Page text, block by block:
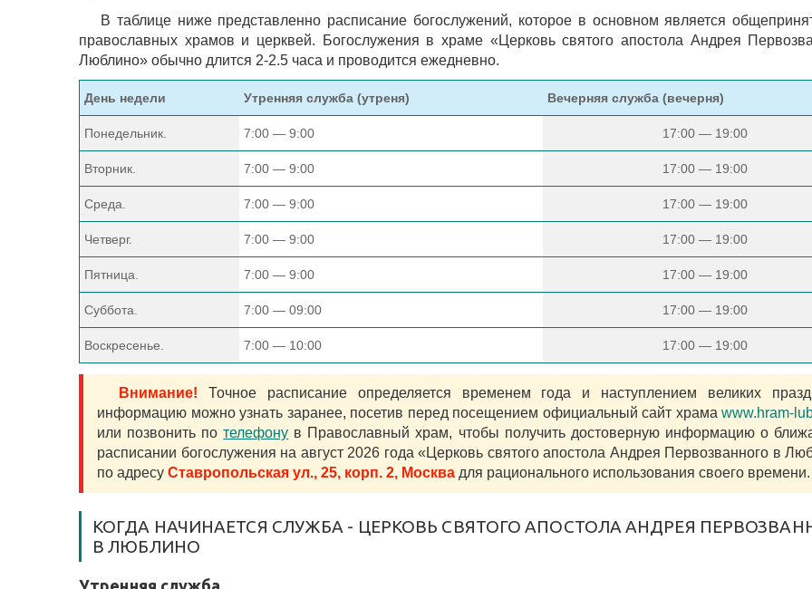
В таблице ниже представленно расписание богослужений, которое в основном является
православных храмов и церквей. Богослужения в храме «Церковь святого апостола Андрея
Люблино» обычно длится 2-2.5 часа и проводится ежедневно.
День недели Утренняя служба (утреня) Вечерняя служба (вечерня)
Понедельник. 7:00 — 9:00 17:00 — 19:00
Вторник. 7:00 — 9:00 17:00 — 19:00
Среда. 7:00 — 9:00 17:00 — 19:00
Четверг. 7:00 — 9:00 17:00 — 19:00
Пятница. 7:00 — 9:00 17:00 — 19:00
Суббота. 7:00 — 09:00 17:00 — 19:00
Воскресенье. 7:00 — 10:00 17:00 — 19:00
Внимание! Точное расписание определяется временем года и наступлением великих
информацию можно узнать заранее, посетив перед посещением официальный сайт храма www.hram-
или позвонить потелефону в Православный храм, чтобы получить достоверную информацию о
расписании богослужения на август 2026 года «Церковь святого апостола Андрея Первозванного в
по адресу Ставропольская ул., 25, корп. 2, Москва для рационального использования своего времени.
КОГДА НАЧИНАЕТСЯ СЛУЖБА - ЦЕРКОВЬ СВЯТОГО АПОСТОЛА АНДРЕЯ
В ЛЮБЛИНО
Утренняя служба